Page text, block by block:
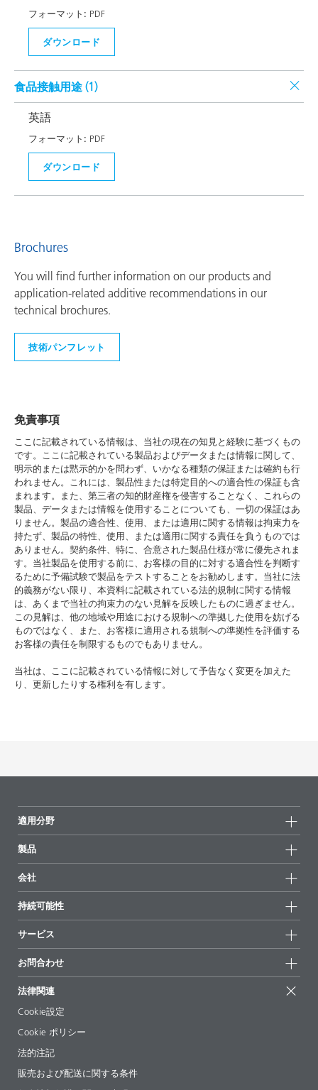
フォーマット: PDF
ダウンロード
食品接触用途 (1)
英語
フォーマット: PDF
ダウンロード
Brochures
You will find further information on our products and
application-related additive recommendations in our
technical brochures.
技術パンフレット
免責事項
ここに記載されている情報は、当社の現在の知見と経験に基づくもの
です。ここに記載されている製品およびデータまたは情報に関して、
明示的または黙示的かを問わず、いかなる種類の保証または確約も行
われません。これには、製品性または特定目的への適合性の保証も含
まれます。また、第三者の知的財産権を侵害することなく、これらの
製品、データまたは情報を使用することについても、一切の保証はあ
りません。製品の適合性、使用、または適用に関する情報は拘束力を
持たず、製品の特性、使用、または適用に関する責任を負うものでは
ありません。契約条件、特に、合意された製品仕様が常に優先されま
す。当社製品を使用する前に、お客様の目的に対する適合性を判断す
るために予備試験で製品をテストすることをお勧めします。当社に法
的義務がない限り、本資料に記載されている法的規制に関する情報
は、あくまで当社の拘束力のない見解を反映したものに過ぎません。
この見解は、他の地域や用途における規制への準拠した使用を妨げる
ものではなく、また、お客様に適用される規制への準拠性を評価する
お客様の責任を制限するものでもありません。
当社は、ここに記載されている情報に対して予告なく変更を加えた
り、更新したりする権利を有します。
適用分野
製品
全製品
ハイライト
会社
ニュース
拠点と販売代理店
展示会 & イベント
経営陣
持続可能性
持続可能な製品
サクセスストーリー
EcoVadis
証明書
サービス
配合の出発点
論文記事
ebooks(電子書籍)
法令情報
添加剤ガイドアプリ
ビデオ
お問合わせ
法律関連
Cookie設定
Cookie ポリシー
法的注記
販売および配送に関する条件